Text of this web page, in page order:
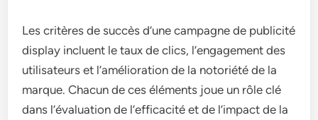
Les critères de succès d’une campagne de publicité
display incluent le taux de clics, l’engagement des
utilisateurs et l’amélioration de la notoriété de la
marque. Chacun de ces éléments joue un rôle clé
dans l’évaluation de l’efficacité et de l’impact de la